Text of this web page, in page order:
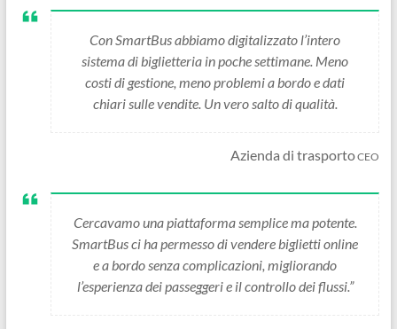
Con SmartBus abbiamo digitalizzato l’intero
sistema di biglietteria in poche settimane. Meno
costi di gestione, meno problemi a bordo e dati
chiari sulle vendite. Un vero salto di qualità.
Azienda di trasportoCEO
Cercavamo una piattaforma semplice ma potente.
SmartBus ci ha permesso di vendere biglietti online
e a bordo senza complicazioni, migliorando
l’esperienza dei passeggeri e il controllo dei flussi.”